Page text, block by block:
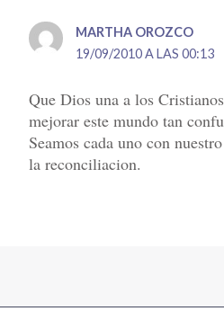
MARTHA OROZCO
19/09/2010 A LAS 00:13
Que Dios una a los
mejorar este mundo tan
Seamos cada uno con
la reconciliacion.